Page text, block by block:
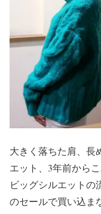
大きく落ちた肩、長
エット、3年前から
ビッグシルエットの
のセールで買い込ま